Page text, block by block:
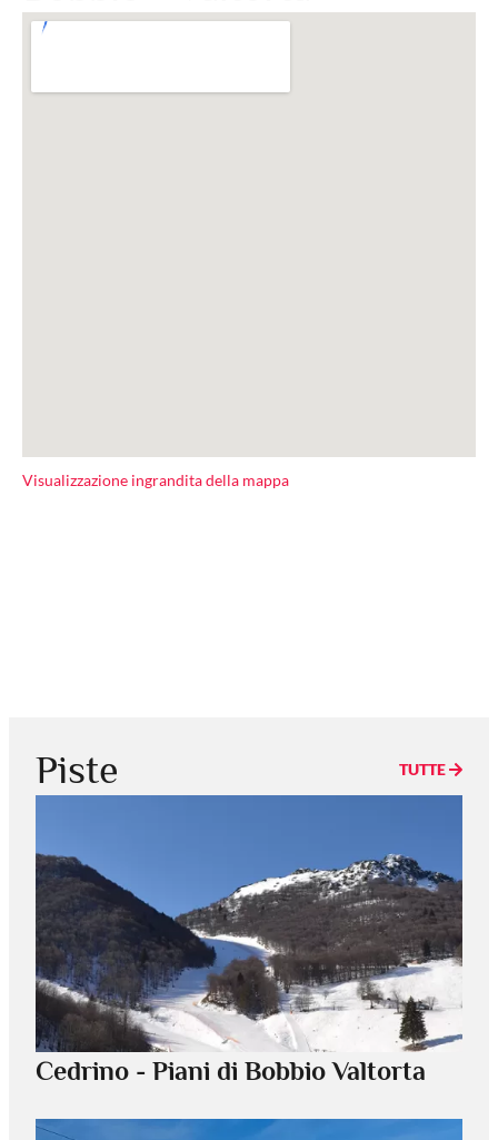
Visualizzazione ingrandita della mappa
Piste TUTTE
Cedrino - Piani di Bobbio Valtorta